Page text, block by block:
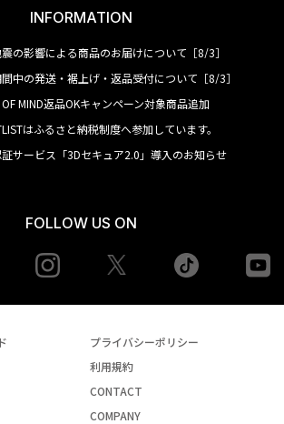
INFORMATION
の影響による商品のお届けについて［8/3］
中の発送・裾上げ・返品受付について［8/3］
OF MIND返品OKキャンペーン対象商品追加
はふるさと納税制度へ参加しています。
サービス「3Dセキュア2.0」導入のお知らせ
FOLLOW US ON
Instagram tiktok
プライバシーポリシー
利用規約
CONTACT
COMPANY